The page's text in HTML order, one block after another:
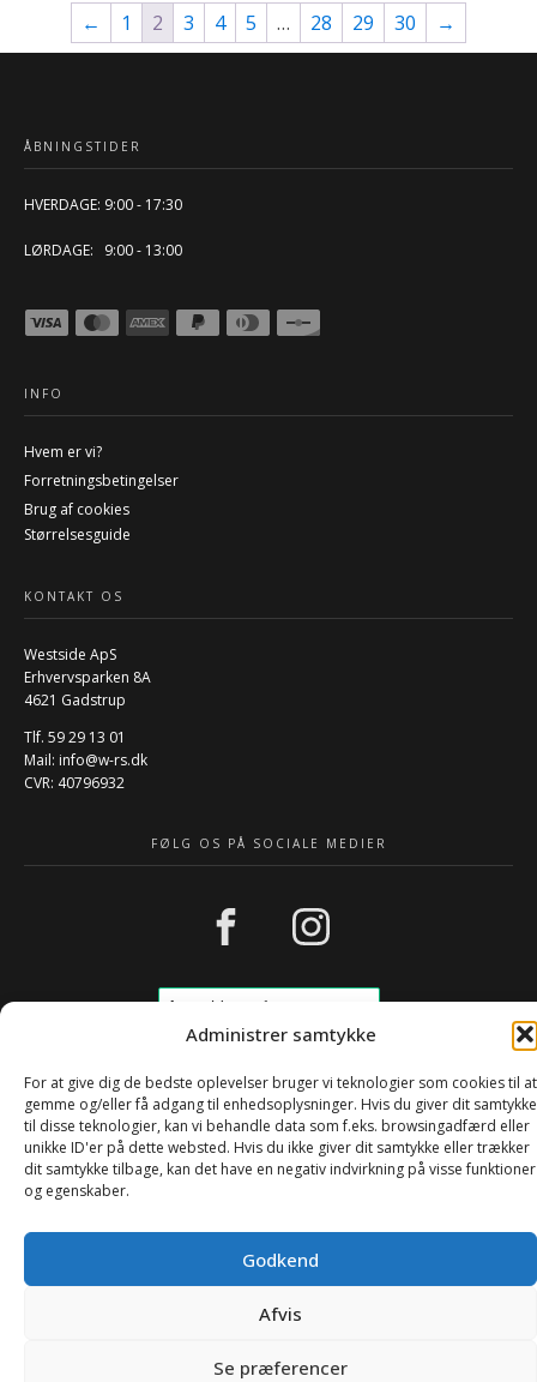
Administrer samtykke
For at give dig de bedste oplevelser bruger vi teknologier som cookies til at
gemme og/eller få adgang til enhedsoplysninger. Hvis du giver dit samtykke
til disse teknologier, kan vi behandle data som f.eks. browsingadfærd eller
unikke ID'er på dette websted. Hvis du ikke giver dit samtykke eller trækker
dit samtykke tilbage, kan det have en negativ indvirkning på visse funktioner
og egenskaber.
Godkend
Afvis
Se præferencer
← 1 2 3 4 5 … 28 29 30 →
ÅBNINGSTIDER
HVERDAGE: 9:00 - 17:30
LØRDAGE: 9:00 - 13:00
INFO
Hvem er vi?
Forretningsbetingelser
Brug af cookies
Størrelsesguide
KONTAKT OS
Westside ApS
Erhvervsparken 8A
4621 Gadstrup
Tlf. 59 29 13 01
Mail: info@w-rs.dk
CVR: 40796932
FØLG OS PÅ SOCIALE MEDIER
Copyright © 2025Greenwebdesign